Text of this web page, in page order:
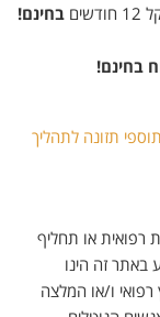
בחינם!
בחינם!
תוספי תזונה לתהליך
רפואית או תחליף
באתר זה הינו
רפואי ו/או המלצה